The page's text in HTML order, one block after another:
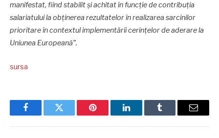
manifestat, fiind stabilit și achitat în funcție de contribuția
salariatului la obținerea rezultatelor în realizarea sarcinilor
prioritare în contextul implementării cerințelor de aderare la
Uniunea Europeană”.
sursa
FacebookTwitter Pinterest LinkedInTumblr Email